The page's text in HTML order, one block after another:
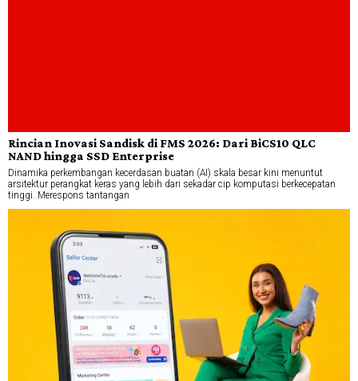
Rincian Inovasi Sandisk di FMS 2026: Dari BiCS10 QLC
NAND hingga SSD Enterprise
Dinamika perkembangan kecerdasan buatan (AI) skala besar kini menuntut
arsitektur perangkat keras yang lebih dari sekadar cip komputasi berkecepatan
tinggi. Merespons tantangan